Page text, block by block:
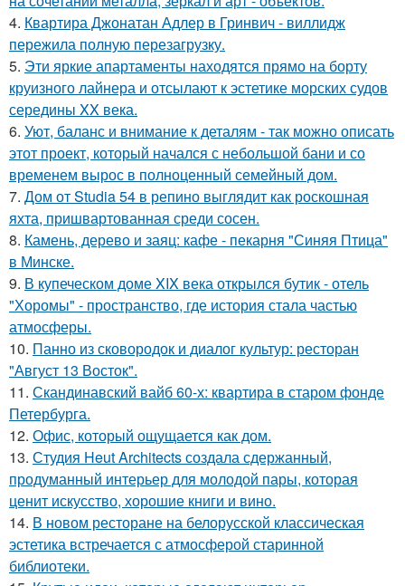
4. Квартира Джонатан Адлер в Гринвич - виллидж
пережила полную перезагрузку.
5. Эти яркие апартаменты находятся прямо на борту
круизного лайнера и отсылают к эстетике морских судов
середины XX века.
6. Уют, баланс и внимание к деталям - так можно описать
этот проект, который начался с небольшой бани и со
временем вырос в полноценный семейный дом.
7. Дом от Studia 54 в репино выглядит как роскошная
яхта, пришвартованная среди сосен.
8. Камень, дерево и заяц: кафе - пекарня "Синяя Птица"
в Минске.
9. В купеческом доме XIX века открылся бутик - отель
"Хоромы" - пространство, где история стала частью
атмосферы.
10. Панно из сковородок и диалог культур: ресторан
"Август 13 Восток".
11. Скандинавский вайб 60-х: квартира в старом фонде
Петербурга.
12. Офис, который ощущается как дом.
13. Студия Heut Architects создала сдержанный,
продуманный интерьер для молодой пары, которая
ценит искусство, хорошие книги и вино.
14. В новом ресторане на белорусской классическая
эстетика встречается с атмосферой старинной
библиотеки.